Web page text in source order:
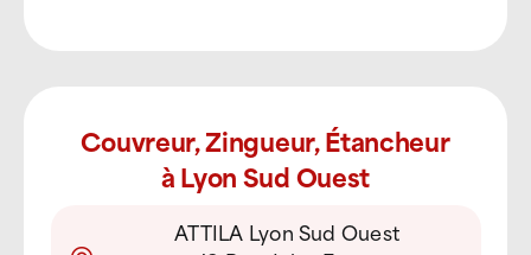
Couvreur, Zingueur, Étancheur
à Lyon Sud Ouest
ATTILA Lyon Sud Ouest